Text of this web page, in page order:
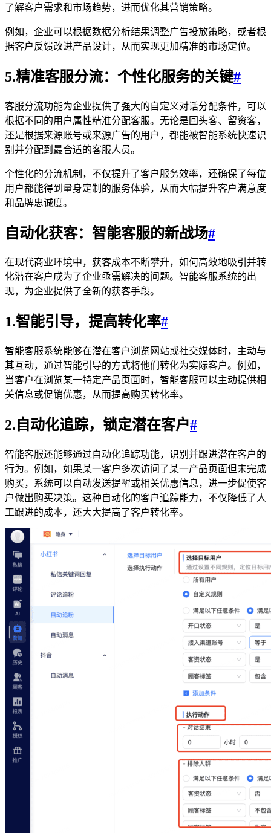
了解客户需求和市场趋势，进而优化其营销策略。
例如，企业可以根据数据分析结果调整广告投放策略，或者根
据客户反馈改进产品设计，从而实现更加精准的市场定位。
5.精准客服分流：个性化服务的关键#
客服分流功能为企业提供了强大的自定义对话分配条件，可以
根据不同的用户属性精准分配客服。无论是回头客、留资客，
还是根据来源账号或来源广告的用户，都能被智能系统快速识
别并分配到最合适的客服人员。
个性化的分流机制，不仅提升了客户服务效率，还确保了每位
用户都能得到量身定制的服务体验，从而大幅提升客户满意度
和品牌忠诚度。
自动化获客：智能客服的新战场#
在现代商业环境中，获客成本不断攀升，如何高效地吸引并转
化潜在客户成为了企业亟需解决的问题。智能客服系统的出
现，为企业提供了全新的获客手段。
1.智能引导，提高转化率#
智能客服系统能够在潜在客户浏览网站或社交媒体时，主动与
其互动，通过智能引导的方式将他们转化为实际客户。例如，
当客户在浏览某一特定产品页面时，智能客服可以主动提供相
关信息或促销优惠，从而提高购买转化率。
2.自动化追踪，锁定潜在客户#
智能客服还能够通过自动化追踪功能，识别并跟进潜在客户的
行为。例如，如果某一客户多次访问了某一产品页面但未完成
购买，系统可以自动发送提醒或相关优惠信息，进一步促使客
户做出购买决策。这种自动化的客户追踪能力，不仅降低了人
工跟进的成本，还大大提高了客户转化率。